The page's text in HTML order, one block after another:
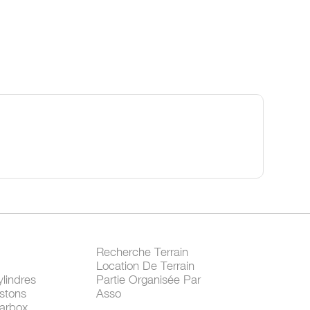
Recherche Terrain
Location De Terrain
Partie Organisée Par
Asso